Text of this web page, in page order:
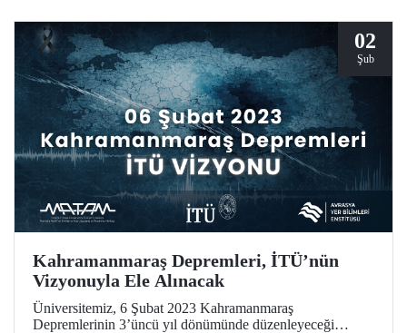
02
Şub
Kahramanmaraş Depremleri, İTÜ’nün
Vizyonuyla Ele Alınacak
Üniversitemiz, 6 Şubat 2023 Kahramanmaraş
Depremlerinin 3’üncü yıl dönümünde düzenleyeceği